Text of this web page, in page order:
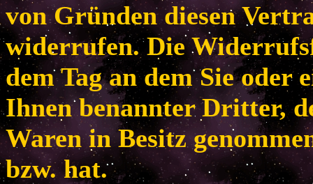
von Gründen diesen
widerrufen. Die
dem Tag an dem Sie oder
Ihnen benannter Dritter,
Waren in Besitz
bzw. hat.